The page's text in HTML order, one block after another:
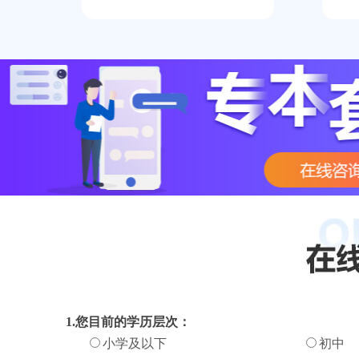
1.您目前的学历层次：
小学及以下
初中